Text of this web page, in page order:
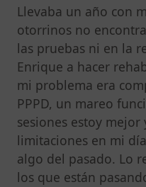
Llevaba un año con
otorrinos no
las pruebas ni en la
Enrique a hacer
mi problema era
PPPD, un mareo
sesiones estoy
limitaciones en mi
algo del pasado. Lo
los que están